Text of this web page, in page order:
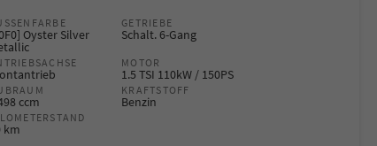
Oyster Silver
GETRIEBE
Schalt. 6-Gang
MOTOR
1.5 TSI 110kW / 150PS
ccm
KRAFTSTOFF
Benzin
km